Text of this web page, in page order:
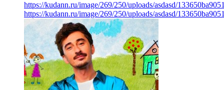
https://kudann.ru/image/269/250/uploads/asdasd/
https://kudann.ru/image/269/250/uploads/asdasd/